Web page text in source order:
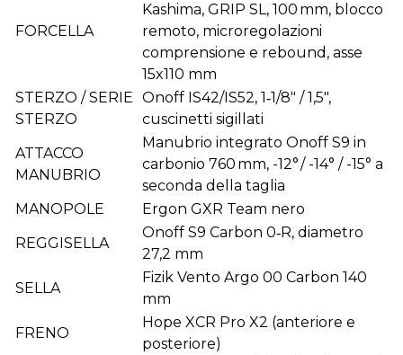
FORCELLA
Kashima, GRIP SL, 100 mm, blocco
remoto, microregolazioni
comprensione e rebound, asse
15x110 mm
STERZO / SERIE
STERZO
Onoff IS42/IS52, 1‑1/8″ / 1,5″,
cuscinetti sigillati
ATTACCO
MANUBRIO
Manubrio integrato Onoff S9 in
carbonio 760 mm, -12° / -14° / -15° a
seconda della taglia
MANOPOLE
Ergon GXR Team nero
REGGISELLA
Onoff S9 Carbon 0‑R, diametro
27,2 mm
SELLA
Fizik Vento Argo 00 Carbon 140
mm
FRENO
Hope XCR Pro X2 (anteriore e
posteriore)